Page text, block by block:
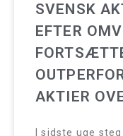
SVENSK
EFTER
AKTIER
I sidste uge